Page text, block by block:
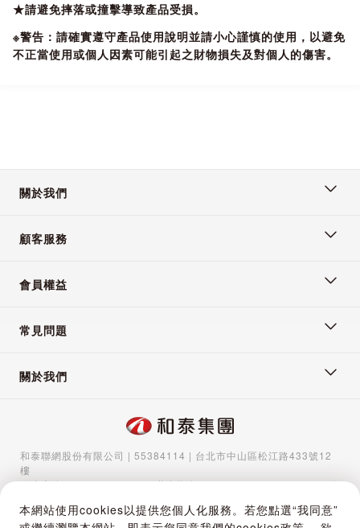
本網站使用cookies以提供您個人化服務。若您點選“我同意”
★請避免摔落或撞擊導致產品受損。
※警告：請確實遵守產品使用說明並請小心謹慎的使用，以避免
不正當使用或個人因素可能引起之財物損失及對個人的傷害。
關於我們
顧客服務
會員權益
常見問題
關於我們
和泰聯網股份有限公司 | 55384114 | 台北市中山區松江路433號12
樓
服務專線：02-5570-1788| 聯絡信箱：gocs@hotaigo.com.tw| 服
Copyright © 2024 Hotai Connected Co.,Ltd | Powered by Hotai